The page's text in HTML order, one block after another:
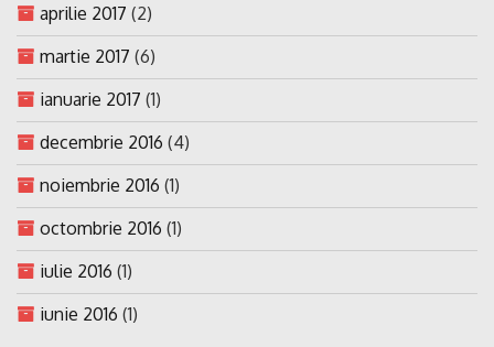
aprilie 2017 (2)
martie 2017 (6)
ianuarie 2017 (1)
decembrie 2016 (4)
noiembrie 2016 (1)
octombrie 2016 (1)
iulie 2016 (1)
iunie 2016 (1)